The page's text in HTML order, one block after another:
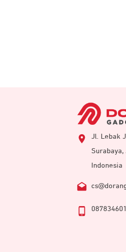
Jl. Lebak
Surabaya,
Indonesia